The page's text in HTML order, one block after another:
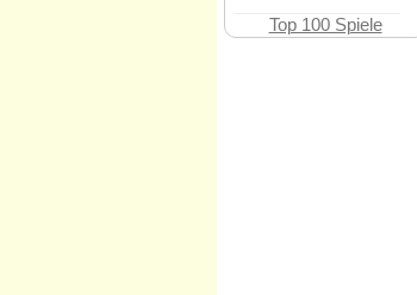
Top 100 Spiele